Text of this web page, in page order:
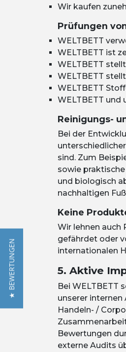
Wir kaufen
Prüfungen
WELTBETT
WELTBETT ist
WELTBETT
WELTBETT
WELTBETT
WELTBETT
Reinigungs-
Bei der
sind. Zum
sowie
und biologisch
nachhaltigen
Keine
Wir lehnen auch
gefährdet oder
internationalen
5. Aktive
Bei WELTBETT
unserer
Handeln- /
Bewertungen
externe Audits
★ BEWERTUNGEN